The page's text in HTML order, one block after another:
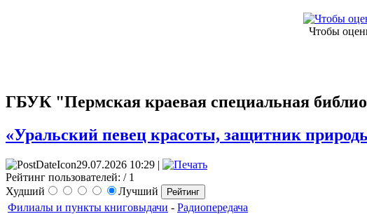
Чтобы
ГБУК "Пермская краевая специальная
«Уральский певец красоты, защитник
29.07.2026 10:29 |
Рейтинг пользователей: / 1
Худший
Лучший
Филиалы и пункты книговыдачи - Радиопередача